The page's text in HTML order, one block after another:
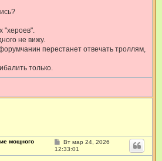
"хероев".
не вижу.
перестанет отвечать троллям,
только.
мощного
С
о
о
Вт мар 24, 2026
12:33:01